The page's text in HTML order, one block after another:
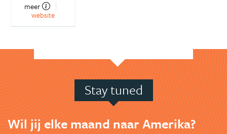
meer
website
Stay tuned
Wil jij elke maand naar Amerika?